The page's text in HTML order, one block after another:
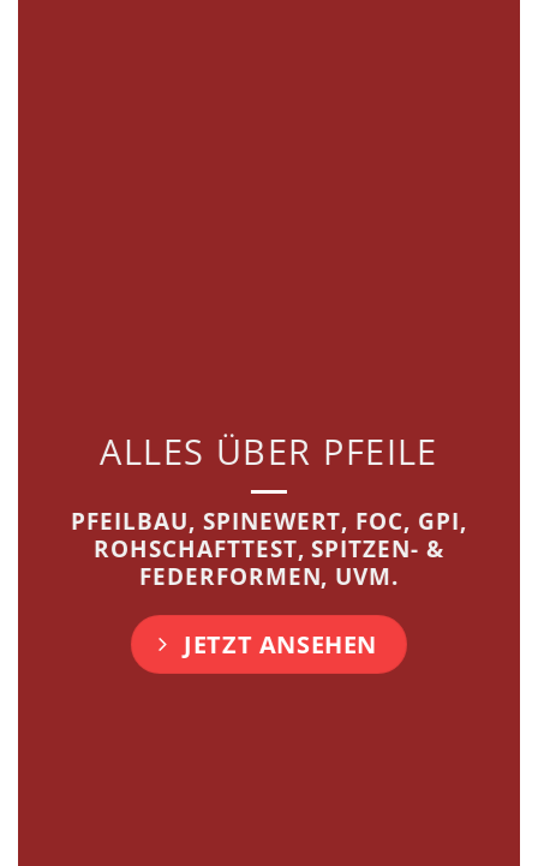
ALLES ÜBER PFEILE
PFEILBAU, SPINEWERT, FOC, GPI,
ROHSCHAFTTEST, SPITZEN- &
FEDERFORMEN, UVM.
JETZT ANSEHEN